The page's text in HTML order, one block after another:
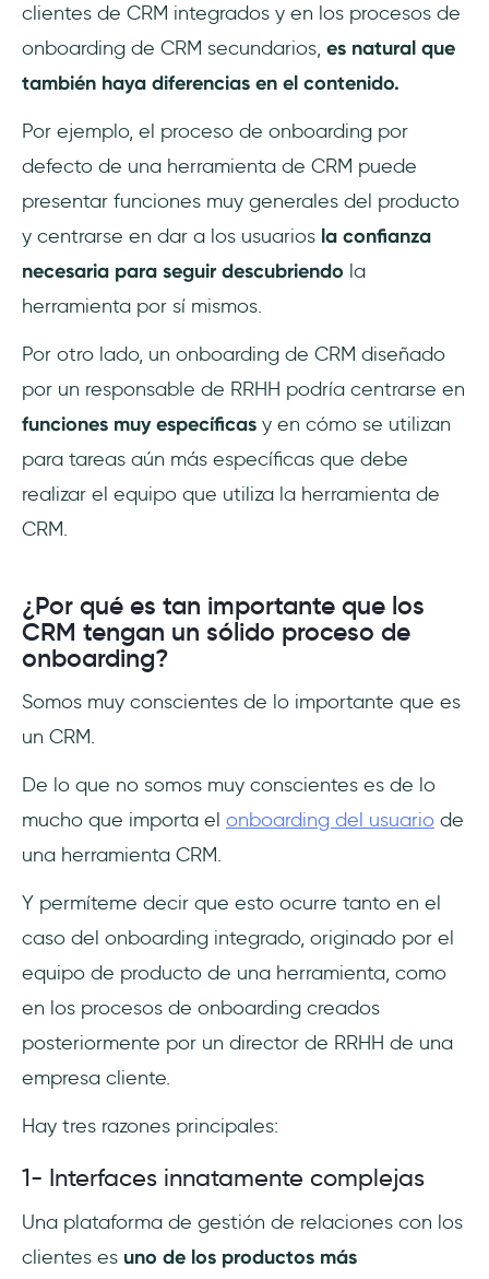
clientes de CRM integrados y en los procesos de
onboarding de CRM secundarios, es natural que
también haya diferencias en el contenido.
Por ejemplo, el proceso de onboarding por
defecto de una herramienta de CRM puede
presentar funciones muy generales del producto
y centrarse en dar a los usuarios la confianza
necesaria para seguir descubriendo la
herramienta por sí mismos.
Por otro lado, un onboarding de CRM diseñado
por un responsable de RRHH podría centrarse en
funciones muy específicas y en cómo se utilizan
para tareas aún más específicas que debe
realizar el equipo que utiliza la herramienta de
CRM.
¿Por qué es tan importante que los
CRM tengan un sólido proceso de
onboarding?
Somos muy conscientes de lo importante que es
un CRM.
De lo que no somos muy conscientes es de lo
mucho que importa el onboarding del usuario de
una herramienta CRM.
Y permíteme decir que esto ocurre tanto en el
caso del onboarding integrado, originado por el
equipo de producto de una herramienta, como
en los procesos de onboarding creados
posteriormente por un director de RRHH de una
empresa cliente.
Hay tres razones principales:
1- Interfaces innatamente complejas
Una plataforma de gestión de relaciones con los
clientes es uno de los productos más